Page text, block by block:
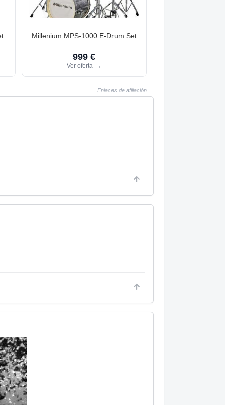
Millenium MPS-1000 E-Drum Set
999 €
Ver oferta →
Enlaces de afiliación